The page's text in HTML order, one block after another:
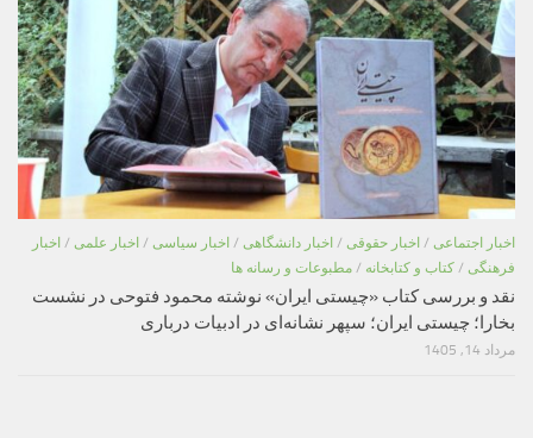
اخبار اجتماعی / اخبار حقوقی / اخبار دانشگاهی / اخبار سیاسی / اخبار علمی / اخبار
فرهنگی / کتاب و کتابخانه / مطبوعات و رسانه ها
نقد و بررسی کتاب «چیستی ایران» نوشته محمود فتوحی در نشست
بخارا؛ چیستی ایران؛ سپهر نشانه‌ای در ادبیات درباری
مرداد 14, 1405